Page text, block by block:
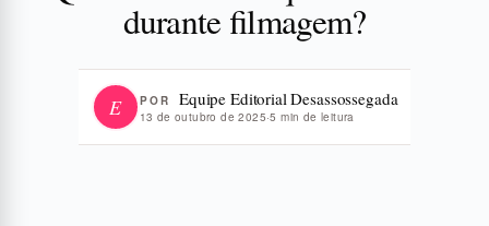
durante filmagem?
E POR Equipe Editorial Desassossegada
13 de outubro de 2025·5 min de leitura